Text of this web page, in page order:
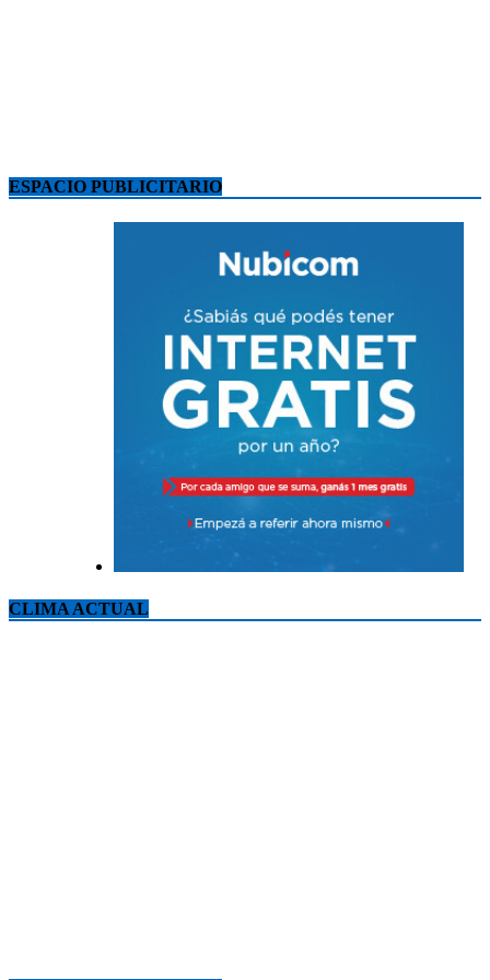
ESPACIO PUBLICITARIO
CLIMA ACTUAL